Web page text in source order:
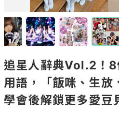
追星人辭典Vol.2！8
用語，「飯咪、生放
學會後解鎖更多愛豆